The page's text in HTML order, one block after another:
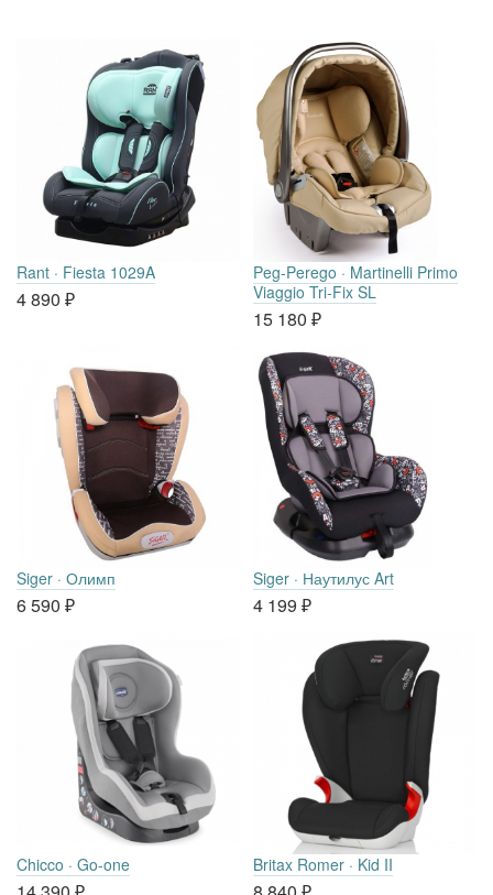
Rant · Fiesta 1029A
4 890 ₽
Peg-Perego · Martinelli Primo
Viaggio Tri-Fix SL
15 180 ₽
Siger · Олимп
6 590 ₽
Siger · Наутилус Art
4 199 ₽
Chicco · Go-one Britax Romer · Kid II